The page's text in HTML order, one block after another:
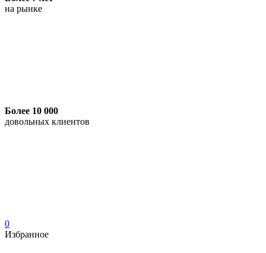
на рынке
Более 10 000
довольных клиентов
0
Избранное